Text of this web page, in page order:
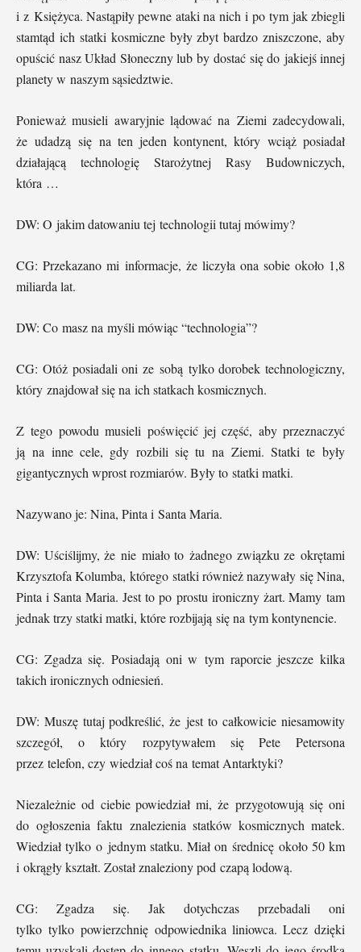
i z Księżyca. Nastąpiły pewne ataki na nich i po tym jak zbiegli
stamtąd ich statki kosmiczne były zbyt bardzo zniszczone, aby
opuścić nasz Układ Słoneczny lub by dostać się do jakiejś innej
planety w naszym sąsiedztwie.
Ponieważ musieli awaryjnie lądować na Ziemi zadecydowali,
że udadzą się na ten jeden kontynent, który wciąż posiadał
działającą technologię Starożytnej Rasy Budowniczych,
która …
DW: O jakim datowaniu tej technologii tutaj mówimy?
CG: Przekazano mi informacje, że liczyła ona sobie około 1,8
miliarda lat.
DW: Co masz na myśli mówiąc “technologia”?
CG: Otóż posiadali oni ze sobą tylko dorobek technologiczny,
który znajdował się na ich statkach kosmicznych.
Z tego powodu musieli poświęcić jej część, aby przeznaczyć
ją na inne cele, gdy rozbili się tu na Ziemi. Statki te były
gigantycznych wprost rozmiarów. Były to statki matki.
Nazywano je: Nina, Pinta i Santa Maria.
DW: Uściślijmy, że nie miało to żadnego związku ze okrętami
Krzysztofa Kolumba, którego statki również nazywały się Nina,
Pinta i Santa Maria. Jest to po prostu ironiczny żart. Mamy tam
jednak trzy statki matki, które rozbijają się na tym kontynencie.
CG: Zgadza się. Posiadają oni w tym raporcie jeszcze kilka
takich ironicznych odniesień.
DW: Muszę tutaj podkreślić, że jest to całkowicie niesamowity
szczegół, o który rozpytywałem się Pete Petersona
przez telefon, czy wiedział coś na temat Antarktyki?
Niezależnie od ciebie powiedział mi, że przygotowują się oni
do ogłoszenia faktu znalezienia statków kosmicznych matek.
Wiedział tylko o jednym statku. Miał on średnicę około 50 km
i okrągły kształt. Został znaleziony pod czapą lodową.
CG: Zgadza się. Jak dotychczas przebadali oni
tylko tylko powierzchnię odpowiednika liniowca. Lecz dzięki